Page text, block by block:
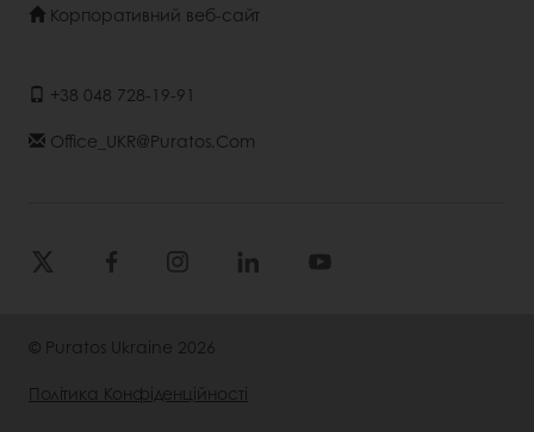
Корпоративний веб-сайт
+38 048 728-19-91
Office_UKR@puratos.com
© Puratos Ukraine 2026
Політика Конфіденційності